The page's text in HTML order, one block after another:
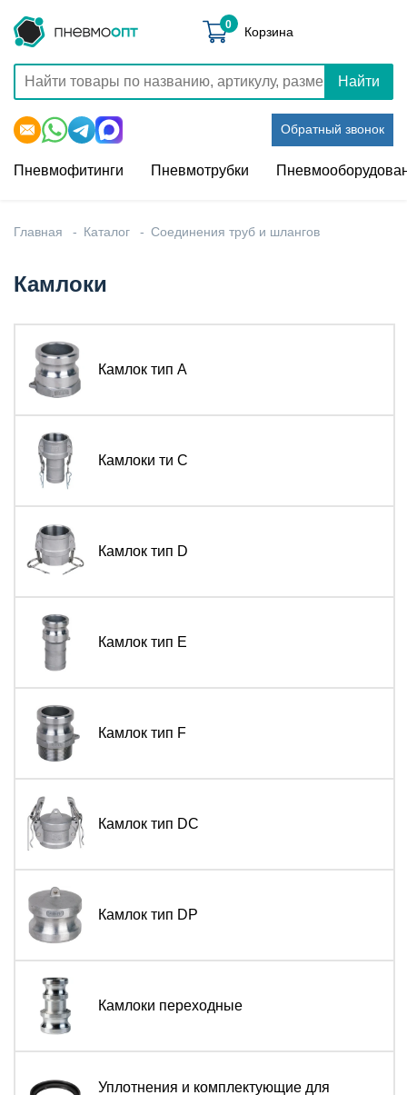
Найти
Обратный звонок
0 Корзина
Пневмофитинги Пневмотрубки
Главная Каталог Соединения труб и шлангов
Камлоки
Камлок тип A
Камлоки ти C
Камлок тип D
Камлок тип E
Камлок тип F
Камлок тип DC
Камлок тип DP
Камлоки переходные
Уплотнения и комплектующие для